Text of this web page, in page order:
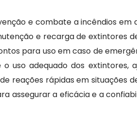
e combate a incêndios em
e recarga de extintores
para uso em caso de
uso adequado dos extintores,
reações rápidas em situações
assegurar a eficácia e a